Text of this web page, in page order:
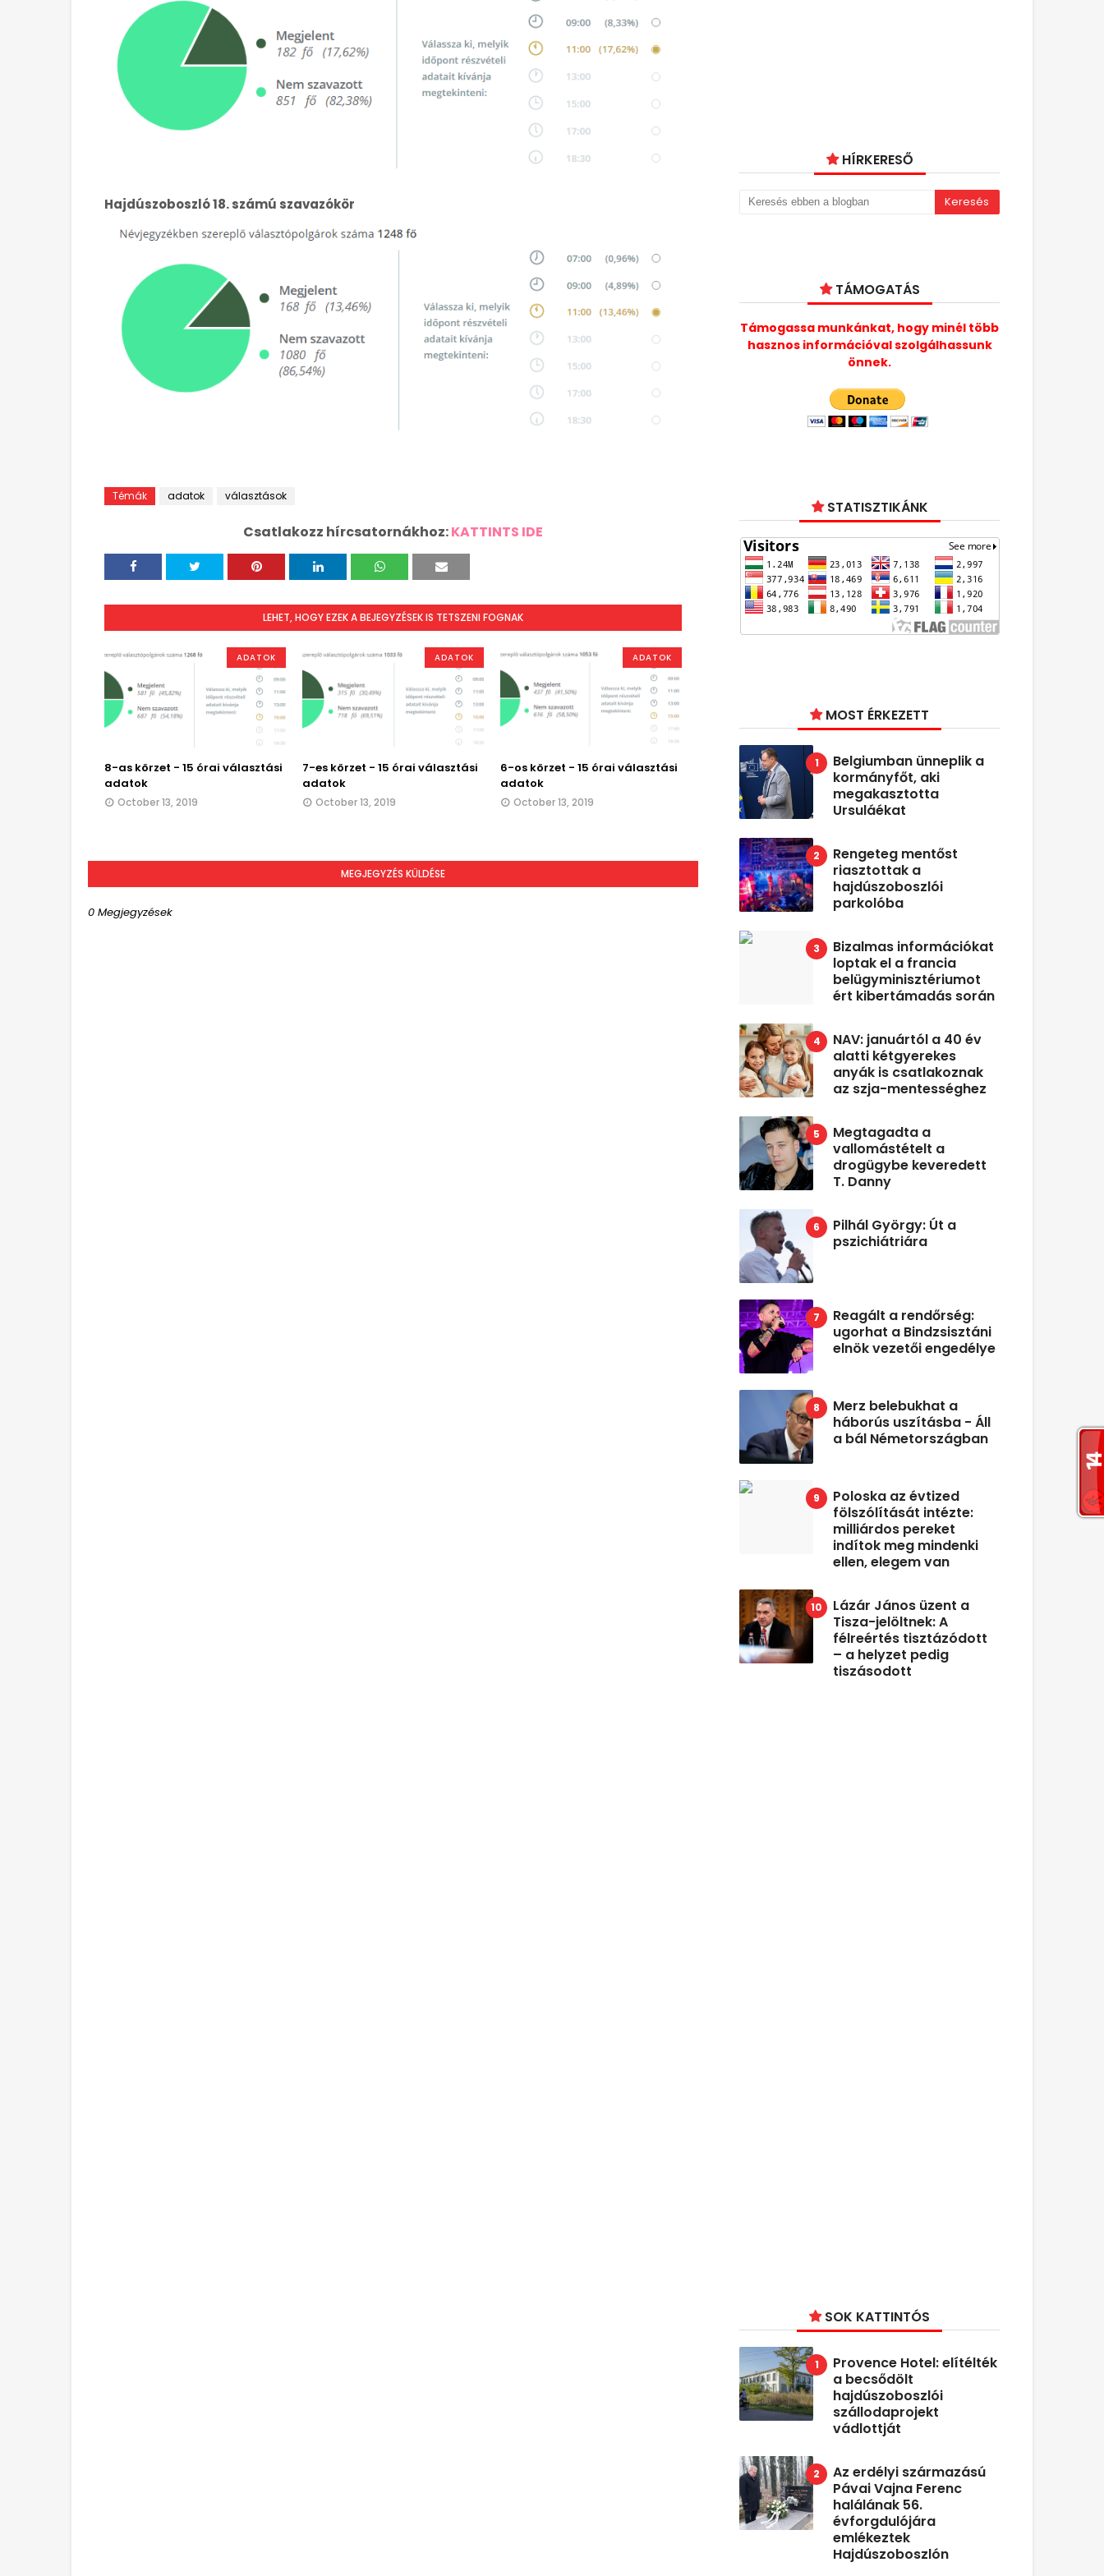
Hajdúszoboszló 18. számú szavazókör
Témák adatok választások
Csatlakozz hírcsatornákhoz:KATTINTS IDE
LEHET, HOGY EZEK A BEJEGYZÉSEK IS TETSZENI FOGNAK
ADATOK
8-as körzet - 15 órai választási
adatok
October 13, 2019
ADATOK
7-es körzet - 15 órai választási
adatok
October 13, 2019
ADATOK
6-os körzet - 15 órai választási
adatok
October 13, 2019
MEGJEGYZÉS KÜLDÉSE
0 Megjegyzések
HÍRKERESŐ
TÁMOGATÁS
Támogassa munkánkat, hogy minél több
hasznos információval szolgálhassunk
önnek.
STATISZTIKÁNK
MOST ÉRKEZETT
Belgiumban ünneplik a
kormányfőt, aki
megakasztotta
Ursuláékat
Rengeteg mentőst
riasztottak a
hajdúszoboszlói
parkolóba
Bizalmas információkat
loptak el a francia
belügyminisztériumot
ért kibertámadás során
NAV: januártól a 40 év
alatti kétgyerekes
anyák is csatlakoznak
az szja-mentességhez
Megtagadta a
vallomástételt a
drogügybe keveredett
T. Danny
Pilhál György: Út a
pszichiátriára
Reagált a rendőrség:
ugorhat a Bindzsisztáni
elnök vezetői engedélye
Merz belebukhat a
háborús uszításba - Áll
a bál Németországban
Poloska az évtized
fölszólítását intézte:
milliárdos pereket
indítok meg mindenki
ellen, elegem van
Lázár János üzent a
Tisza-jelöltnek: A
félreértés tisztázódott
– a helyzet pedig
tiszásodott
SOK KATTINTÓS
Provence Hotel: elítélték
a becsődölt
hajdúszoboszlói
szállodaprojekt
vádlottját
Az erdélyi származású
Pávai Vajna Ferenc
halálának 56.
évforgdulójára
emlékeztek
Hajdúszoboszlón